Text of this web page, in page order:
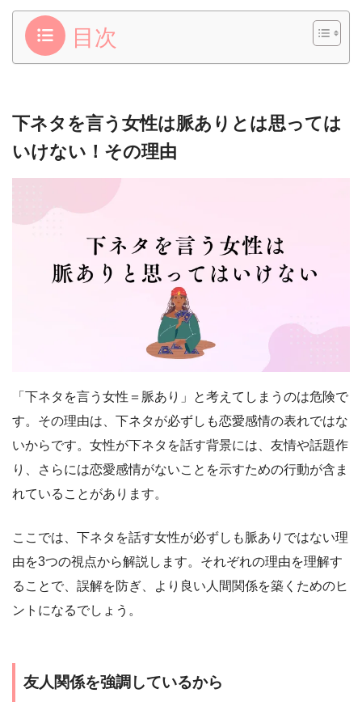
目次
下ネタを言う女性は脈ありとは思っては
いけない！その理由
「下ネタを言う女性＝脈あり」と考えてしまうのは危険で
す。その理由は、下ネタが必ずしも恋愛感情の表れではな
いからです。女性が下ネタを話す背景には、友情や話題作
り、さらには恋愛感情がないことを示すための行動が含ま
れていることがあります。
ここでは、下ネタを話す女性が必ずしも脈ありではない理
由を3つの視点から解説します。それぞれの理由を理解す
ることで、誤解を防ぎ、より良い人間関係を築くためのヒ
ントになるでしょう。
友人関係を強調しているから